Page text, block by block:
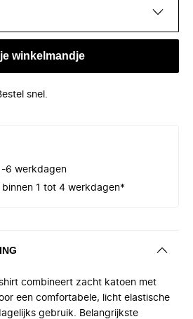
je winkelmandje
snel.
6 werkdagen
binnen 1 tot 4 werkdagen*
combineert zacht katoen met
een comfortabele, licht elastische
gebruik. Belangrijkste